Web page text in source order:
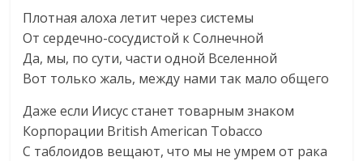
Плотная алоха летит через системы
От сердечно-сосудистой к Солнечной
Да, мы, по сути, части одной Вселенной
Вот только жаль, между нами так мало общего
Даже если Иисус станет товарным знаком
Корпорации British American Tobacco
С таблоидов вещают, что мы не умрем от рака